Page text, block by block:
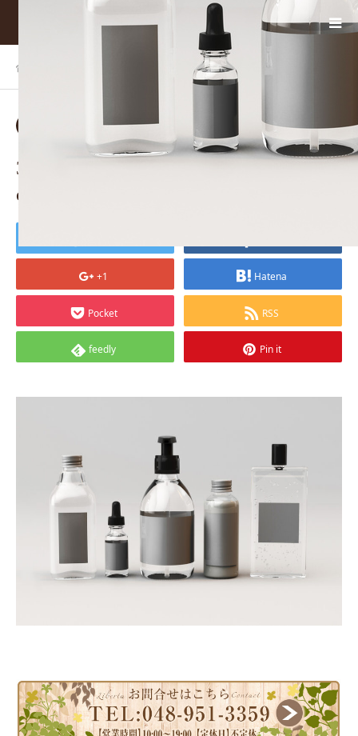
3d mock up render of a set o…
3d mock up render of a set of bottles for
care
+1 Hatena
Pocket RSS
feedly Pin it